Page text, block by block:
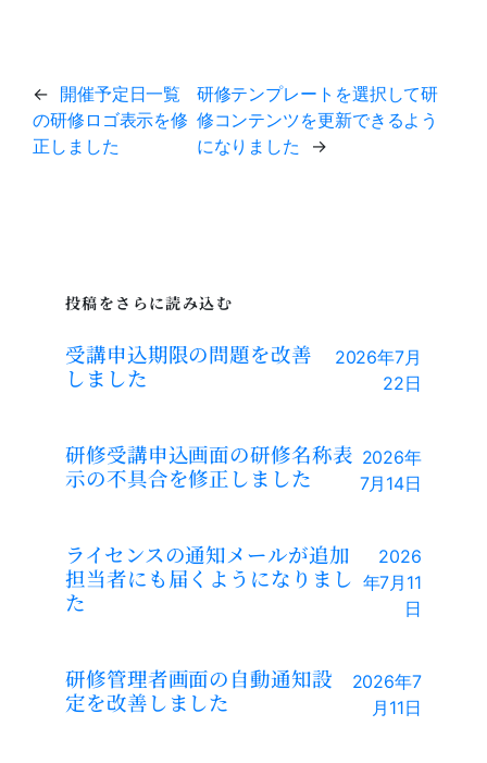
← 開催予定日一覧
の研修ロゴ表示を修
正しました
研修テンプレートを選択して研
修コンテンツを更新できるよう
になりました
→
投稿をさらに読み込む
受講申込期限の問題を改善
しました
2026年7月
22日
研修受講申込画面の研修名称表
示の不具合を修正しました
2026年
7月14日
ライセンスの通知メールが追加
担当者にも届くようになりまし
た
2026
年7月11
日
研修管理者画面の自動通知設
定を改善しました
2026年7
月11日